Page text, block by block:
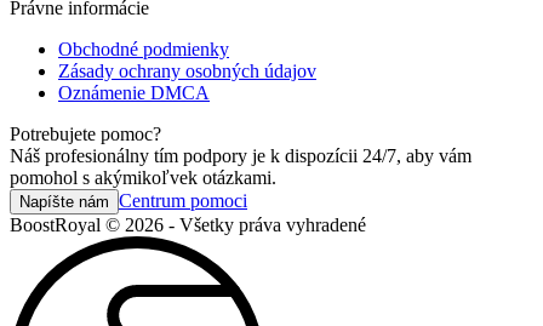
Právne informácie
Obchodné podmienky
Zásady ochrany osobných údajov
Oznámenie DMCA
Potrebujete pomoc?
Náš profesionálny tím podpory je k dispozícii 24/7, aby vám
pomohol s akýmikoľvek otázkami.
Napíšte nám Centrum pomoci
BoostRoyal © 2026 - Všetky práva vyhradené